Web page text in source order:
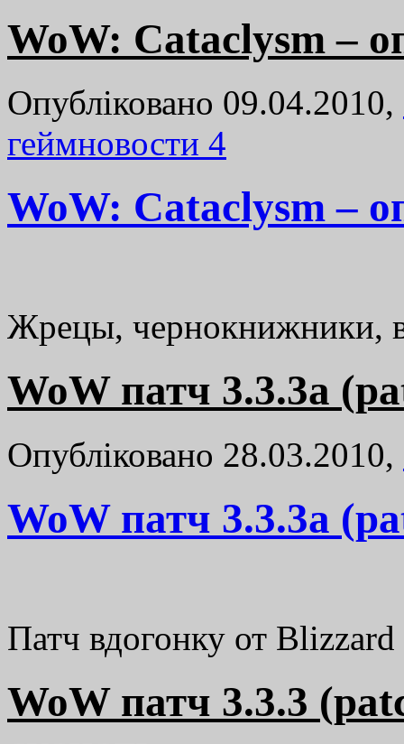
WoW: Cataclysm –
Опубліковано 09.04.2010,
геймновости 4
WoW: Cataclysm –
Жрецы, чернокнижники,
WoW патч 3.3.3a
Опубліковано 28.03.2010,
WoW патч 3.3.3a
Патч вдогонку от Blizzard
WoW патч 3.3.3